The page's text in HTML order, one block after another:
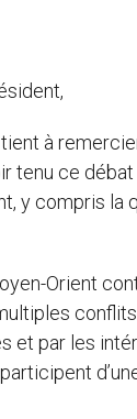
à
tenu ce
y compris la
Orient
et par les